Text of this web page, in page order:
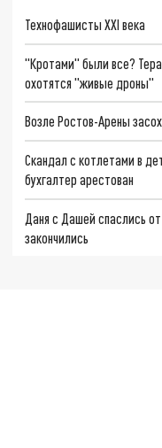
Технофашисты XXI века
"Кротами" были все?
охотятся "живые дроны"
Возле Ростов-Арены
Скандал с котлетами в
бухгалтер арестован
Даня с Дашей спаслись
закончились